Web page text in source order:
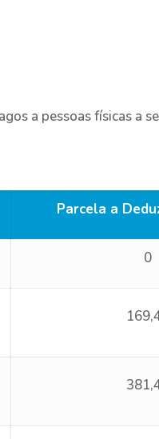
a pessoas físicas a
Parcela a
0